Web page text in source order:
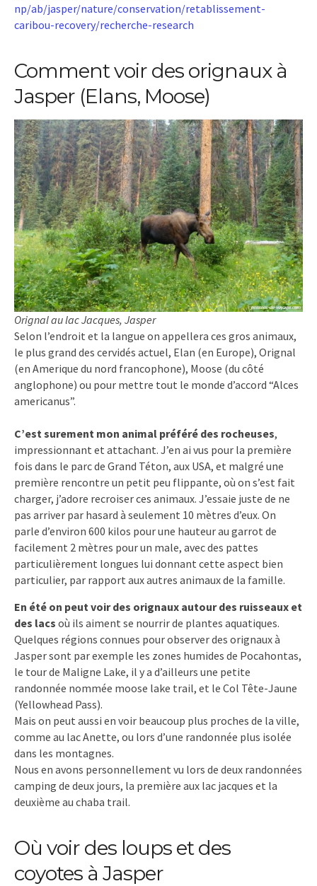
np/ab/jasper/nature/conservation/retablissement-
caribou-recovery/recherche-research
Comment voir des orignaux à
Jasper (Elans, Moose)
Orignal au lac Jacques, Jasper
Selon l’endroit et la langue on appellera ces gros animaux,
le plus grand des cervidés actuel, Elan (en Europe), Orignal
(en Amerique du nord francophone), Moose (du côté
anglophone) ou pour mettre tout le monde d’accord “Alces
americanus”.
C’est surement mon animal préféré des rocheuses,
impressionnant et attachant. J’en ai vus pour la première
fois dans le parc de Grand Téton, aux USA, et malgré une
première rencontre un petit peu flippante, où on s’est fait
charger, j’adore recroiser ces animaux. J’essaie juste de ne
pas arriver par hasard à seulement 10 mètres d’eux. On
parle d’environ 600 kilos pour une hauteur au garrot de
facilement 2 mètres pour un male, avec des pattes
particulièrement longues lui donnant cette aspect bien
particulier, par rapport aux autres animaux de la famille.
En été on peut voir des orignaux autour des ruisseaux et
des lacs où ils aiment se nourrir de plantes aquatiques.
Quelques régions connues pour observer des orignaux à
Jasper sont par exemple les zones humides de Pocahontas,
le tour de Maligne Lake, il y a d’ailleurs une petite
randonnée nommée moose lake trail, et le Col Tête-Jaune
(Yellowhead Pass).
Mais on peut aussi en voir beaucoup plus proches de la ville,
comme au lac Anette, ou lors d’une randonnée plus isolée
dans les montagnes.
Nous en avons personnellement vu lors de deux randonnées
camping de deux jours, la première aux lac jacques et la
deuxième au chaba trail.
Où voir des loups et des
coyotes à Jasper